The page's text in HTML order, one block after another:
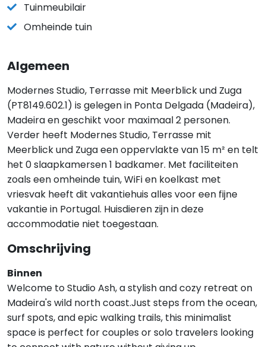
Tuinmeubilair
Omheinde tuin
Algemeen
Modernes Studio, Terrasse mit Meerblick und Zuga
(PT8149.602.1) is gelegen in Ponta Delgada (Madeira),
Madeira en geschikt voor maximaal 2 personen.
Verder heeft Modernes Studio, Terrasse mit
Meerblick und Zuga een oppervlakte van 15 m² en telt
het 0 slaapkamersen 1 badkamer. Met faciliteiten
zoals een omheinde tuin, WiFi en koelkast met
vriesvak heeft dit vakantiehuis alles voor een fijne
vakantie in Portugal. Huisdieren zijn in deze
accommodatie niet toegestaan.
Omschrijving
Binnen
Welcome to Studio Ash, a stylish and cozy retreat on
Madeira's wild north coast.Just steps from the ocean,
surf spots, and epic walking trails, this minimalist
space is perfect for couples or solo travelers looking